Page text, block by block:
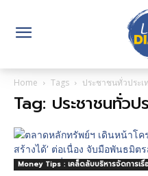
Home Tags ประชาชนทั่วประเ
Tag: ประชาชนทั่วป
Money Tips : เคล็ดลับบริหารจัดการเรื่